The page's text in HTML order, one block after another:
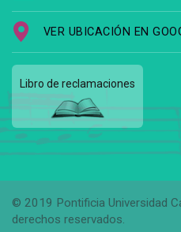
VER UBICACIÓN EN
Libro de reclamaciones
© 2019 Pontificia Universidad
derechos reservados.